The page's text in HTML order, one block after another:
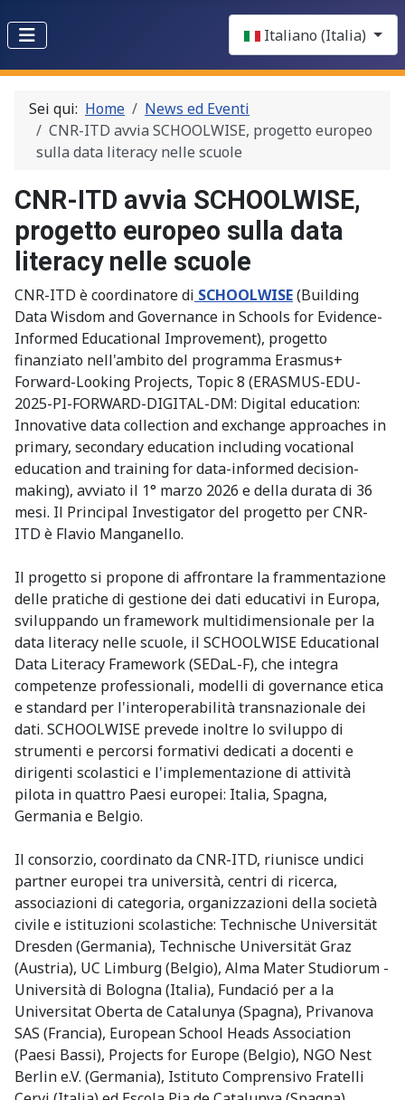
Italiano (Italia)
Sei qui: Home
News ed Eventi
CNR-ITD avvia SCHOOLWISE, progetto europeo
sulla data literacy nelle scuole
CNR-ITD avvia SCHOOLWISE,
progetto europeo sulla data
literacy nelle scuole
CNR-ITD è coordinatore di SCHOOLWISE(Building
Data Wisdom and Governance in Schools for Evidence-
Informed Educational Improvement), progetto
finanziato nell'ambito del programma Erasmus+
Forward-Looking Projects, Topic 8 (ERASMUS-EDU-
2025-PI-FORWARD-DIGITAL-DM: Digital education:
Innovative data collection and exchange approaches in
primary, secondary education including vocational
education and training for data-informed decision-
making), avviato il 1° marzo 2026 e della durata di 36
mesi. Il Principal Investigator del progetto per CNR-
ITD è Flavio Manganello.
Il progetto si propone di affrontare la frammentazione
delle pratiche di gestione dei dati educativi in Europa,
sviluppando un framework multidimensionale per la
data literacy nelle scuole, il SCHOOLWISE Educational
Data Literacy Framework (SEDaL-F), che integra
competenze professionali, modelli di governance etica
e standard per l'interoperabilità transnazionale dei
dati. SCHOOLWISE prevede inoltre lo sviluppo di
strumenti e percorsi formativi dedicati a docenti e
dirigenti scolastici e l'implementazione di attività
pilota in quattro Paesi europei: Italia, Spagna,
Germania e Belgio.
Il consorzio, coordinato da CNR-ITD, riunisce undici
partner europei tra università, centri di ricerca,
associazioni di categoria, organizzazioni della società
civile e istituzioni scolastiche: Technische Universität
Dresden (Germania), Technische Universität Graz
(Austria), UC Limburg (Belgio), Alma Mater Studiorum -
Università di Bologna (Italia), Fundació per a la
Universitat Oberta de Catalunya (Spagna), Privanova
SAS (Francia), European School Heads Association
(Paesi Bassi), Projects for Europe (Belgio), NGO Nest
Berlin e.V. (Germania), Istituto Comprensivo Fratelli